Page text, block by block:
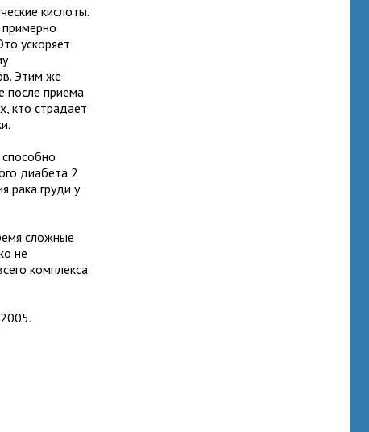
кислоты.
примерно
ускоряет
Этим же
после приема
кто страдает
диабета 2
рака груди у
сложные
не
комплекса